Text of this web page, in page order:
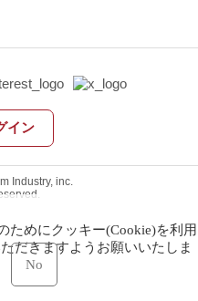
イン
Industry, inc.
ためにクッキー(Cookie)を利用
だきますようお願いいたしま
No